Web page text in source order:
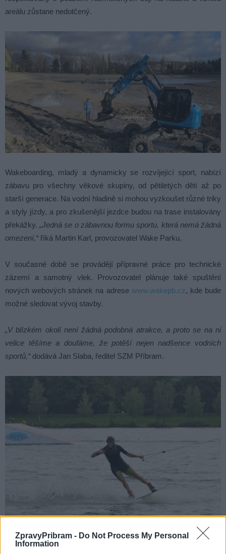
ZpravyPribram - Do Not Process My Personal
Information
areálu zůstane nedotčený.
Wakeboarding, mladý a dynamicky se rozvíjející sport, nabízí
zábavu pro všechny věkové skupiny, od pětiletých dětí až po
starší generace. Na vodní hladině si mohou vyzkoušet různé triky
a styly jízdy, a pro zkušenější jezdce budou na trase instalovány
překážky.„Jedná se o zábavnou formu sportu, která nemá žádná
omezení,“ říká Martin Karl, provozovatel Wake Parku.
V současné době se provádějí přípravné práce pro technické
zázemí a samotný vlek. Provozovatel plánuje také spuštění
nových webových stránek na adrese www.wakepb.cz, kde bude
možné sledovat vývoj stavby.
„V blízkém okolí není žádná podobná atrakce, a proto se na ni
velice těšíme a doufáme, že potěší nejen nadšence vodních
sportů,“ dodává Jan Slaba, ředitel SZM Příbram.